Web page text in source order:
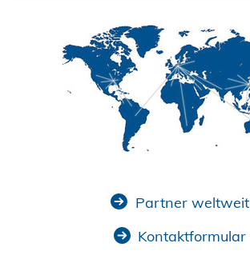
Partner weltweit
Kontaktformular